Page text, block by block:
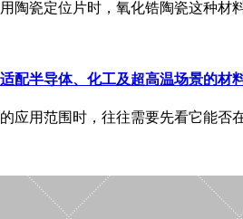
瓷定位片时，氧化锆陶瓷这种材
配半导体、化工及超高温场景的材
用范围时，往往需要先看它能否